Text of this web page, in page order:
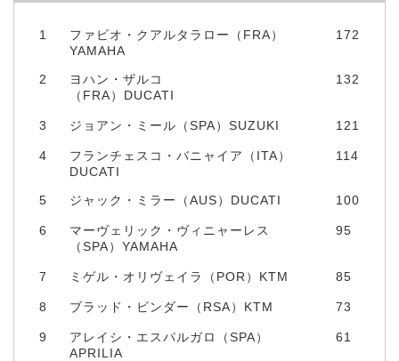
1
ファビオ・クアルタラロー（FRA）
YAMAHA
172
2
ヨハン・ザルコ
（FRA）DUCATI
132
3 ジョアン・ミール（SPA）SUZUKI 121
4
フランチェスコ・バニャイア（ITA）
DUCATI
114
5 ジャック・ミラー（AUS）DUCATI 100
6
マーヴェリック・ヴィニャーレス
（SPA）YAMAHA
95
7 ミゲル・オリヴェイラ（POR）KTM 85
8 ブラッド・ビンダー（RSA）KTM 73
9
アレイシ・エスパルガロ（SPA）
APRILIA
61